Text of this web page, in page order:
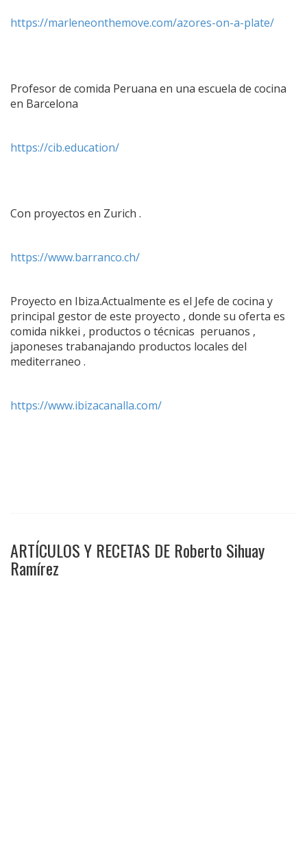
https://marleneonthemove.com/azores-on-a-plate/
Profesor de comida Peruana en una escuela de cocina
en Barcelona
https://cib.education/
Con proyectos en Zurich .
https://www.barranco.ch/
Proyecto en Ibiza.Actualmente es el Jefe de cocina y
principal gestor de este proyecto , donde su oferta es
comida nikkei , productos o técnicas peruanos ,
japoneses trabanajando productos locales del
mediterraneo .
https://www.ibizacanalla.com/
ARTÍCULOS Y RECETAS DE Roberto Sihuay
Ramírez